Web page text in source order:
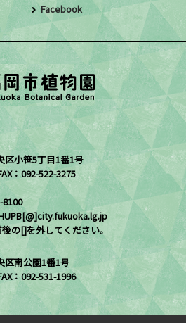
Facebook
区小笹5丁目1番1号
：092-522-3275
8100
の[]を外してください。
区南公園1番1号
：092-531-1996